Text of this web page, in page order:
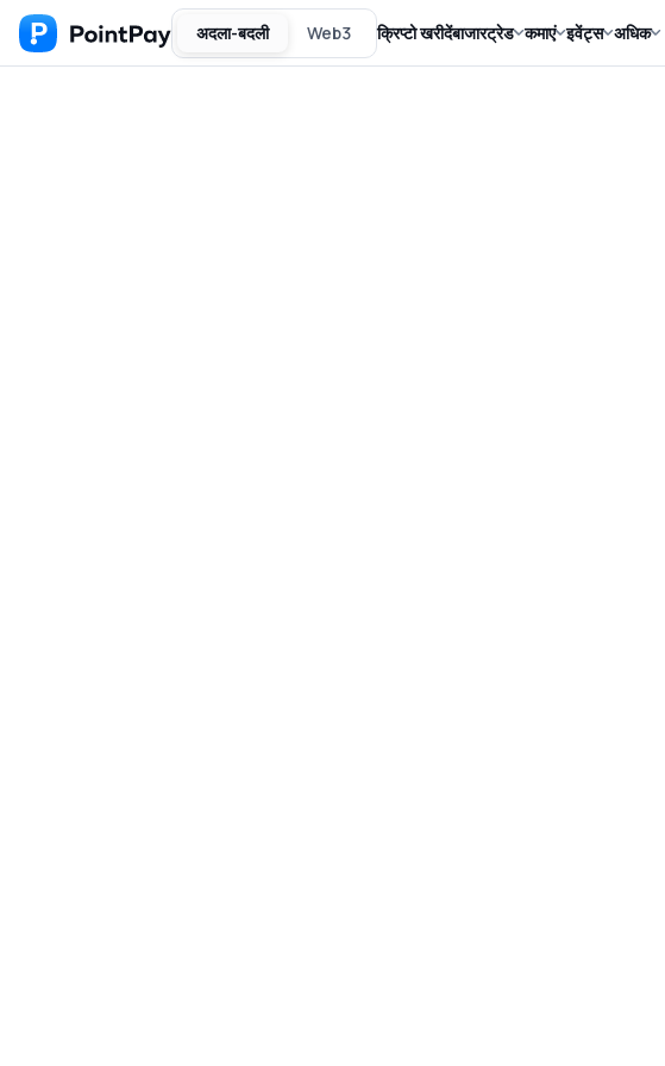
अदला-बदली Web3 क्रिप्टो खरीदेंबाजारट्रेड कमाएं इवेंट्स अधिक